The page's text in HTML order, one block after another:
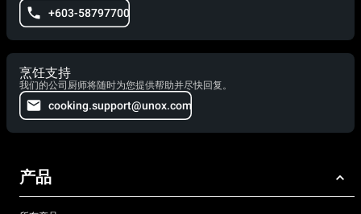
+603-58797700
烹饪支持
我们的公司厨师将随时为您提供帮助并尽快回复。
cooking.support@unox.com
产品